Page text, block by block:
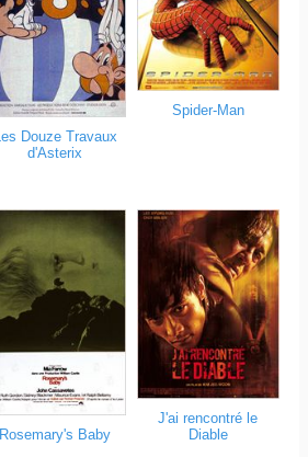
Les Douze Travaux
d'Asterix
Spider-Man
Rosemary's Baby
J'ai rencontré le
Diable